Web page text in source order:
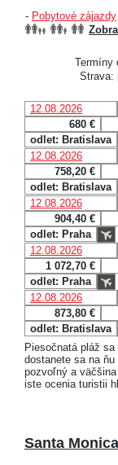
- Pobytové zájazdy
Termíny
Strava:
12.08.2026
680 €
odlet: Bratislava
12.08.2026
758,20 €
odlet: Bratislava
12.08.2026
904,40 €
odlet: Praha
12.08.2026
1 072,70 €
odlet: Praha
12.08.2026
873,80 €
odlet: Bratislava
Piesočnatá pláž
dostanete sa na
pozvoľný a
iste ocenia turistii
Santa Monica